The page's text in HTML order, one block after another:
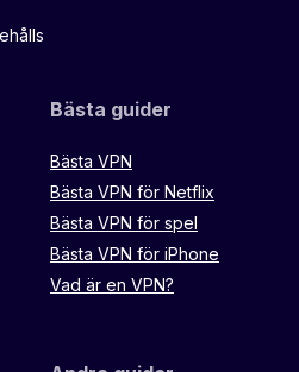
Bästa guider
Bästa VPN
Bästa VPN för Netflix
Bästa VPN för spel
Bästa VPN för iPhone
Vad är en VPN?